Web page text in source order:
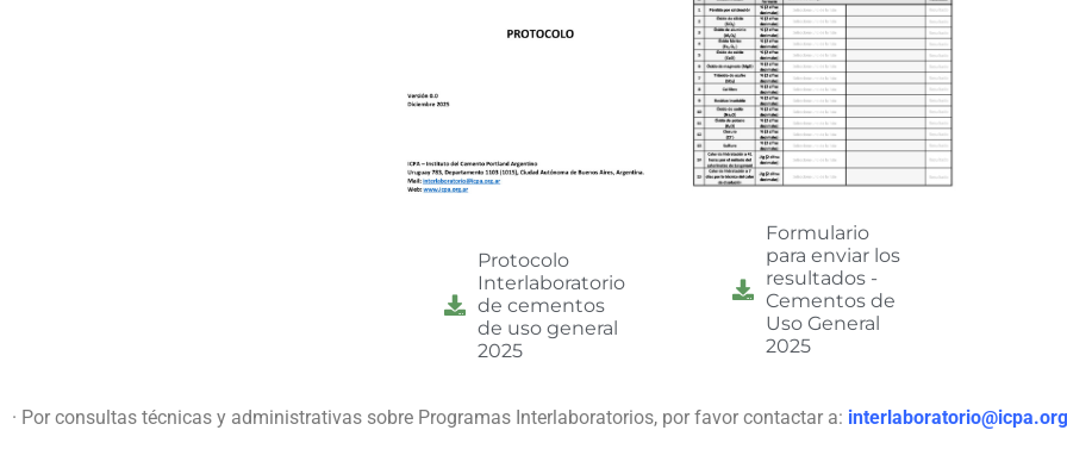
Protocolo
Interlaboratorio
de cementos
de uso general
2025
Formulario
para enviar los
resultados -
Cementos de
Uso General
2025
· Por consultas técnicas y administrativas sobre Programas Interlaboratorios, por favor contactar a: